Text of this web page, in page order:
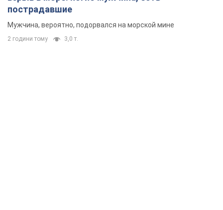
пострадавшие
Мужчина, вероятно, подорвался на морской мине
2 години тому 3,0 т.